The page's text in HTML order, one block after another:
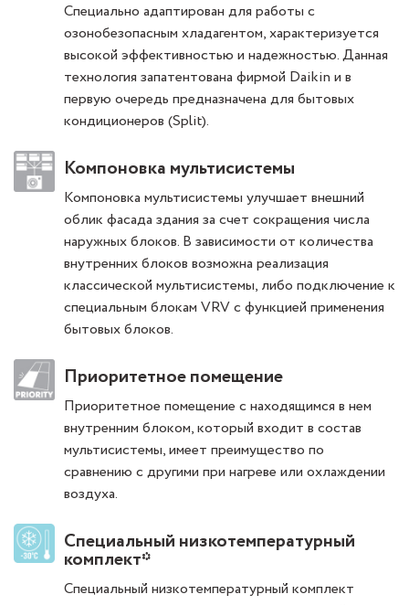
Специально адаптирован для работы с
озонобезопасным хладагентом, характеризуется
высокой эффективностью и надежностью. Данная
технология запатентована фирмой Daikin и в
первую очередь предназначена для бытовых
кондиционеров (Split).
Компоновка мультисистемы
Компоновка мультисистемы улучшает внешний
облик фасада здания за счет сокращения числа
наружных блоков. В зависимости от количества
внутренних блоков возможна реализация
классической мультисистемы, либо подключение к
специальным блокам VRV с функцией применения
бытовых блоков.
Приоритетное помещение
Приоритетное помещение с находящимся в нем
внутренним блоком, который входит в состав
мультисистемы, имеет преимущество по
сравнению с другими при нагреве или охлаждении
воздуха.
Специальный низкотемпературный
комплект*
Специальный низкотемпературный комплект